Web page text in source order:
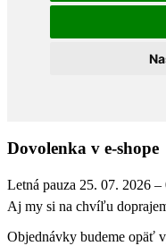
Dovolenka v e-shope
Letná pauza 25. 07. 2026
Aj my si na chvíľu
Objednávky budeme opäť